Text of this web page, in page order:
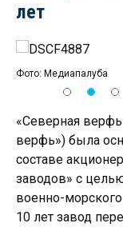
лет
Фото: Медиапалуба
«Северная
верфь») была
составе
заводов» с
военно-
10 лет завод